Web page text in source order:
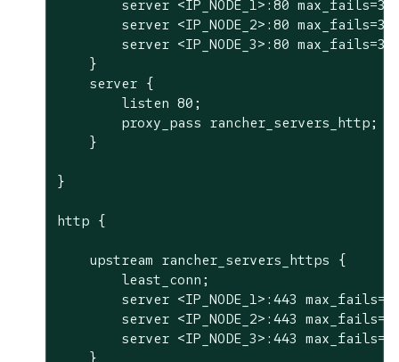
server <IP_NODE_1>:80 max_fails=3
server <IP_NODE_2>:80 max_fails=3
server <IP_NODE_3>:80 max_fails=3
    }
    server {
        listen 80;
        proxy_pass rancher_servers_http;
    }
}
http {
    upstream rancher_servers_https {
        least_conn;
server <IP_NODE_1>:443
server <IP_NODE_2>:443
server <IP_NODE_3>:443
    }